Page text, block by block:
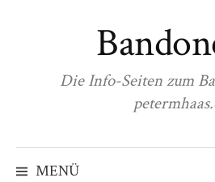
Die Info-Seiten zum
MENÜ